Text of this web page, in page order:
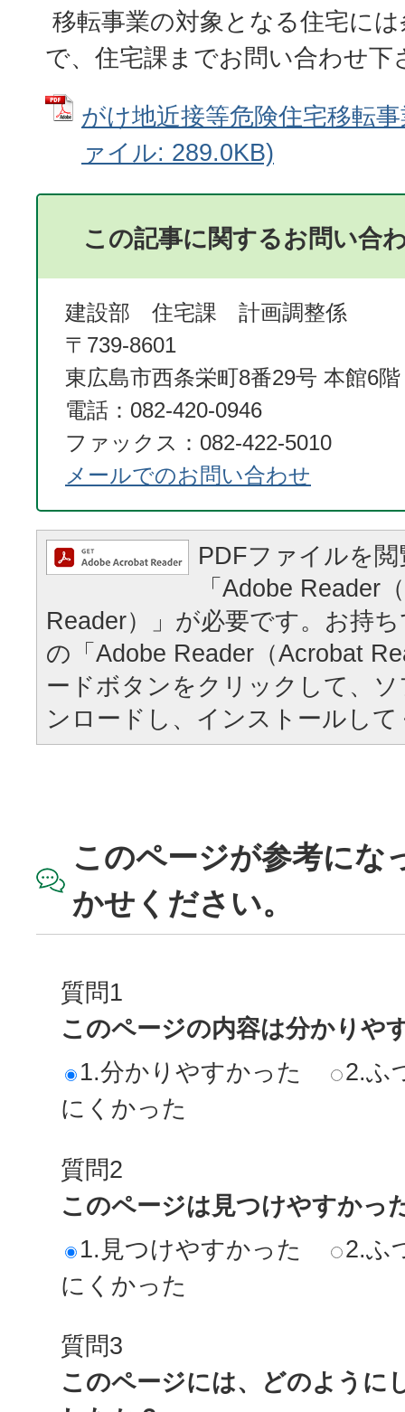
移転事業の対象となる住宅に
で、住宅課までお問い合わせ下
がけ地近接等危険住宅移転
ァイル: 289.0KB)
この記事に関するお問い合
建設部 住宅課 計画調整係
〒739-8601
東広島市西条栄町8番29号 本館6階
電話：082-420-0946
ファックス：082-422-5010
メールでのお問い合わせ
PDFファイルを
「Adobe Reader
Reader）」が必要です。お持
の「Adobe Reader（Acrobat
ードボタンをクリックして、
ンロードし、インストールし
このページが参考にな
かせください。
質問1
このページの内容は分かりや
1.分かりやすかった
2.ふ
にくかった
質問2
このページは見つけやすかっ
1.見つけやすかった
2.ふ
にくかった
質問3
このページには、どのように